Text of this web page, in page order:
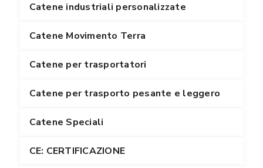
Catene industriali personalizzate
Catene Movimento Terra
Catene per trasportatori
Catene per trasporto pesante e leggero
Catene Speciali
CE: CERTIFICAZIONE